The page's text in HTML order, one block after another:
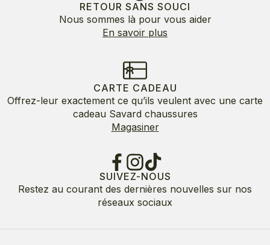
RETOUR SANS SOUCI
Nous sommes là pour vous aider
En savoir plus
CARTE CADEAU
Offrez-leur exactement ce qu’ils veulent avec une carte
cadeau Savard chaussures
Magasiner
SUIVEZ-NOUS
Restez au courant des dernières nouvelles sur nos
réseaux sociaux